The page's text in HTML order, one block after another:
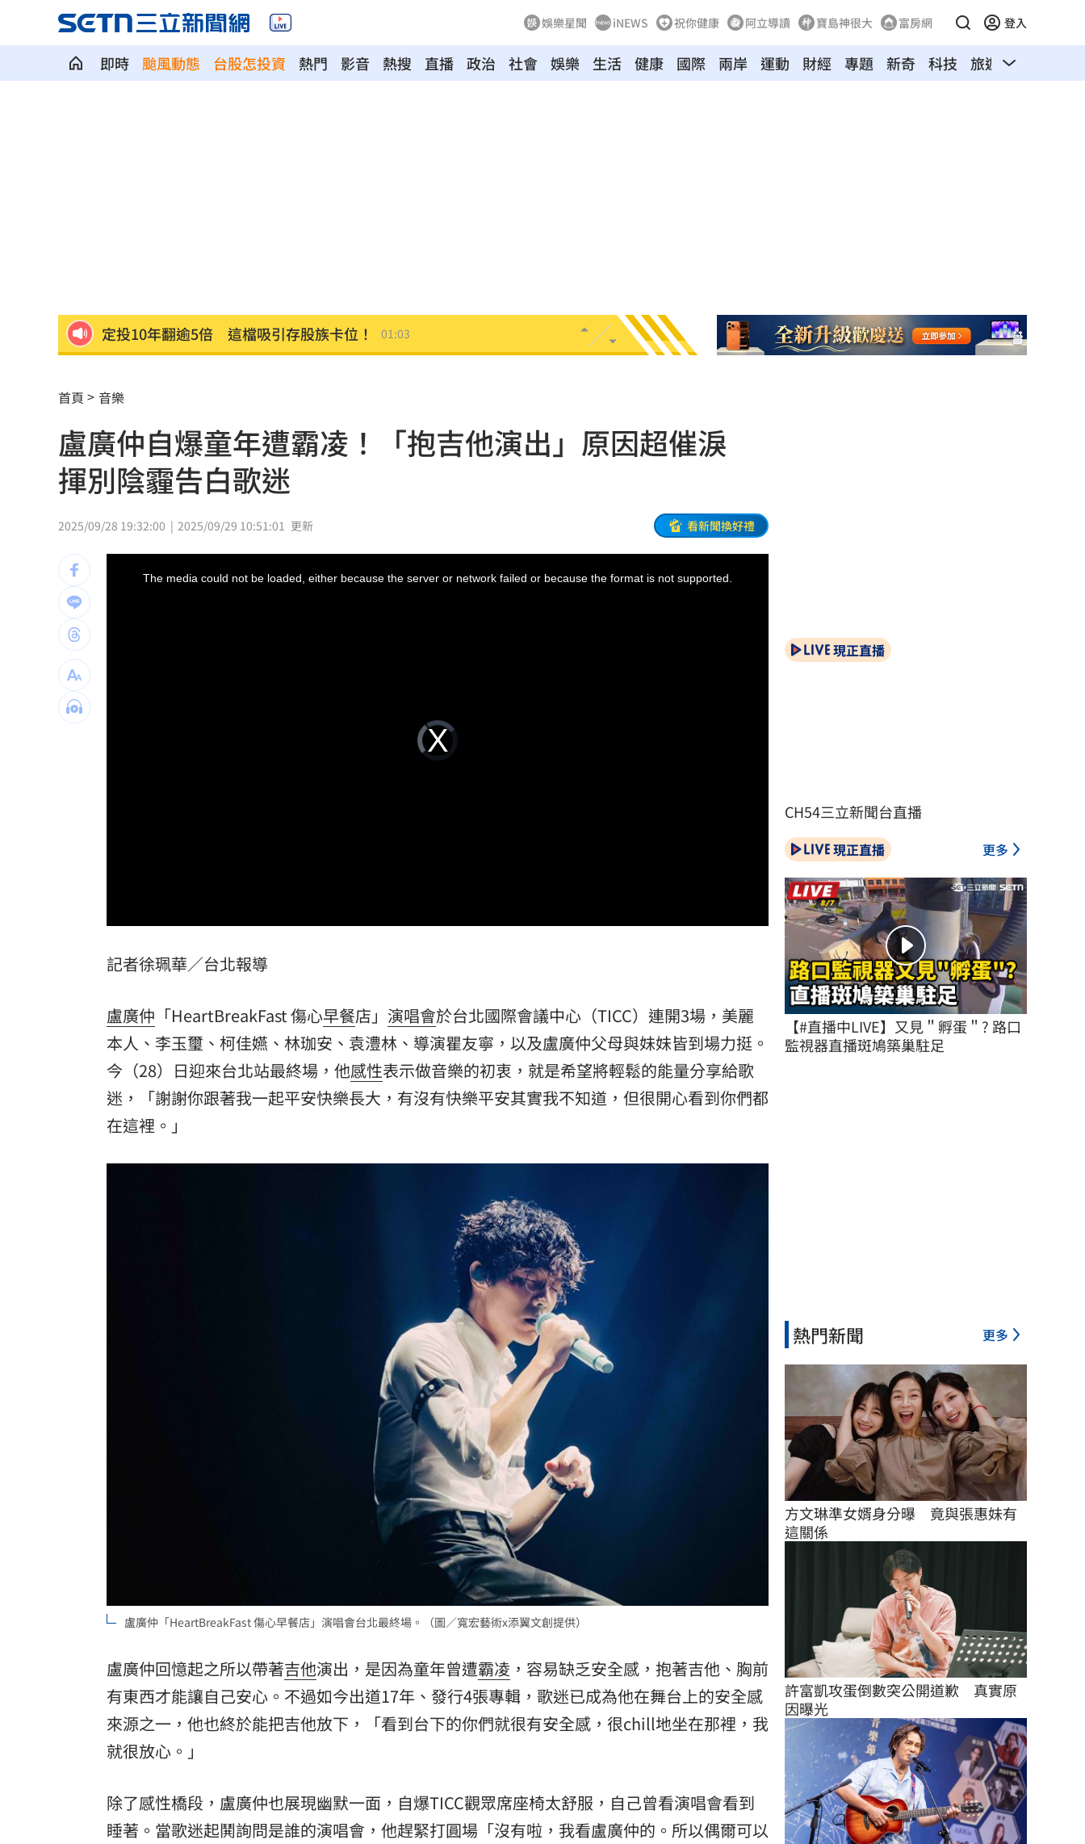
娛樂星聞 iNEWS 祝你健康 阿立導讀 寶島神很大 富房網 登入
即時 颱風動態 台股怎投資 熱門 影音 熱搜 直播 政治 社會 娛樂 生活 健康 國際 兩岸 運動 財經 專題 新奇 科技 旅遊 汽車
定投10年翻逾5倍 這檔吸引存股族卡位！ 01:03
慈濟遭詐10.6億元！全款拿回解方曝
稱龍蝦咬完就吐 爆李世宗要信徒喝精油 00:43
樂天女孩淚揭往事 愛意表達障礙遭重擊
一張百萬太貴！他公開高價股買法：賺30萬
獨／海外遊學增強外語 台人夯英、美、加 00:31
台灣彩券開獎直播中 20:31
LIVE三立+24小時直播 15:27
商場戰國來臨 台中「頂奢大道」逐漸成形 12:00
台彩父親節推新刮刮樂千萬頭獎超「爸」氣 12:00
「拍片人的多重宇宙」職涯論壇9/12登場！
首頁 音樂
盧廣仲自爆童年遭霸凌！「抱吉他演出」原因超催淚
揮別陰霾告白歌迷
2025/09/28 19:32:00 2025/09/29 10:51:01 更新 看新聞換好禮
Video
Player
is
loading.
The media could not be loaded, either because the server or network failed or because the format is not supported.
記者徐珮華／台北報導
盧廣仲 「HeartBreakFast 傷心早餐店」 演唱會於台北國際會議中心（TICC）連開3場，美麗
本人、李玉璽、柯佳嬿、林珈安、袁澧林、導演瞿友寧，以及盧廣仲父母與妹妹皆到場力挺。
今（28）日迎來台北站最終場，他感性表示做音樂的初衷，就是希望將輕鬆的能量分享給歌
迷，「謝謝你跟著我一起平安快樂長大，有沒有快樂平安其實我不知道，但很開心看到你們都
在這裡。」
盧廣仲「HeartBreakFast 傷心早餐店」演唱會台北最終場。（圖／寬宏藝術x添翼文創提供）
盧廣仲回憶起之所以帶著吉他演出，是因為童年曾遭霸凌 ，容易缺乏安全感，抱著吉他、胸前
有東西才能讓自己安心。不過如今出道17年、發行4張專輯，歌迷已成為他在舞台上的安全感
來源之一，他也終於能把吉他放下，「看到台下的你們就很有安全感，很chill地坐在那裡，我
就很放心。」
除了感性橋段，盧廣仲也展現幽默一面，自爆TICC觀眾席座椅太舒服，自己曾看演唱會看到
睡著。當歌迷起鬨詢問是誰的演唱會，他趕緊打圓場「沒有啦，我看盧廣仲的。所以偶爾可以
現正直播
CH54三立新聞台直播
現正直播 更多
【#直播中LIVE】又見＂孵蛋＂? 路口
監視器直播斑鳩築巢駐足
熱門新聞 更多
方文琳準女婿身分曝　竟與張惠妹有
這關係
許富凱攻蛋倒數突公開道歉　真實原
因曝光